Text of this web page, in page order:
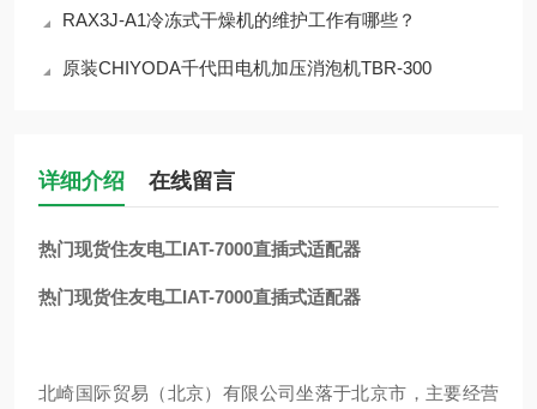
RAX3J-A1冷冻式干燥机的维护工作有哪些？
原装CHIYODA千代田电机加压消泡机TBR-300
详细介绍 在线留言
热门现货住友电工IAT-7000直插式适配器
热门现货住友电工IAT-7000直插式适配器
北崎国际贸易（北京）有限公司坐落于北京市，主要经营